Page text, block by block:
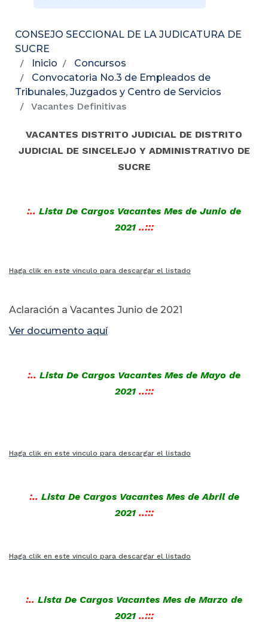
CONSEJO SECCIONAL DE LA JUDICATURA DE
SUCRE
Inicio
Concursos
Convocatoria No.3 de Empleados de
Tribunales, Juzgados y Centro de Servicios
Vacantes Definitivas
VACANTES DISTRITO JUDICIAL DE DISTRITO
JUDICIAL DE SINCELEJO Y ADMINISTRATIVO DE
SUCRE
:.. Lista De Cargos Vacantes Mes de Junio de
2021 ..:::
Haga clik en este vinculo para descargar el listado
Aclaración a Vacantes Junio de 2021
Ver documento aquí
:.. Lista De Cargos Vacantes Mes de Mayo de
2021 ..:::
Haga clik en este vinculo para descargar el listado
:.. Lista De Cargos Vacantes Mes de Abril de
2021 ..:::
Haga clik en este vinculo para descargar el listado
:.. Lista De Cargos Vacantes Mes de Marzo de
2021 ..:::